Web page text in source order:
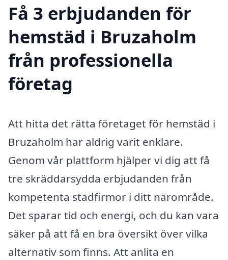
Få 3 erbjudanden för
hemstäd i Bruzaholm
från professionella
företag
Att hitta det rätta företaget för hemstäd i
Bruzaholm har aldrig varit enklare.
Genom vår plattform hjälper vi dig att få
tre skräddarsydda erbjudanden från
kompetenta städfirmor i ditt närområde.
Det sparar tid och energi, och du kan vara
säker på att få en bra översikt över vilka
alternativ som finns. Att anlita en